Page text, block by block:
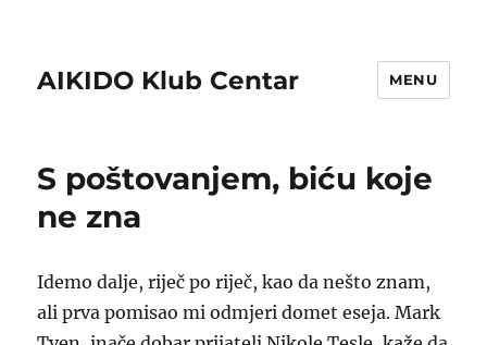
AIKIDO Klub Centar MENU
S poštovanjem, biću koje
ne zna
Idemo dalje, riječ po riječ, kao da nešto znam,
ali prva pomisao mi odmjeri domet eseja. Mark